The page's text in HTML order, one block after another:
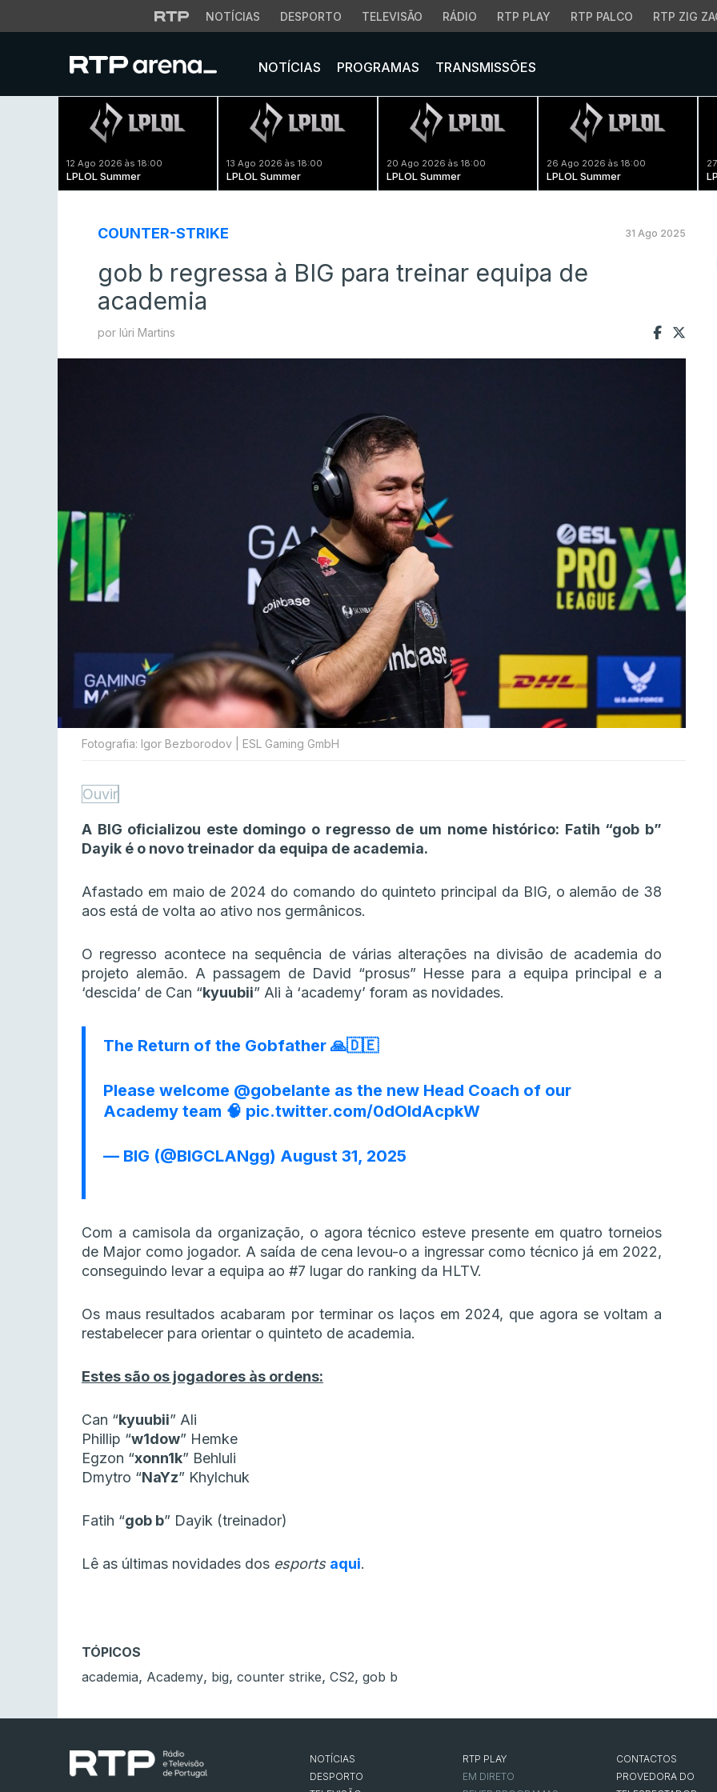
NOTÍCIAS DESPORTO TELEVISÃO RÁDIO RTP PLAY RTP PALCO RTP ZIG
NOTÍCIAS PROGRAMAS TRANSMISSÕES
12 Ago 2026 às 18:00
LPLOL Summer
13 Ago 2026 às 18:00
LPLOL Summer
20 Ago 2026 às 18:00
LPLOL Summer
26 Ago 2026 às 18:00
LPLOL Summer
COUNTER-STRIKE 31 Ago 2025
gob b regressa à BIG para treinar equipa de
academia
por Iúri Martins
Fotografia: Igor Bezborodov | ESL Gaming GmbH
Ouvir
A BIG oficializou este domingo o regresso de um nome histórico: Fatih “⁠gob b⁠”
Dayik é o novo treinador da equipa de academia.
Afastado em maio de 2024 do comando do quinteto principal da BIG, o alemão de 38
aos está de volta ao ativo nos germânicos.
O regresso acontece na sequência de várias alterações na divisão de academia do
projeto alemão. A passagem de David “prosus” Hesse para a equipa principal e a
‘descida’ de Can “kyuubii” Ali à ‘academy’ foram as novidades.
The Return of the Gobfather 🙏🇩🇪
Please welcome @gobelante as the new Head Coach of our
Academy team 🧠 pic.twitter.com/0dOIdAcpkW
— BIG (@BIGCLANgg) August 31, 2025
Com a camisola da organização, o agora técnico esteve presente em quatro torneios
de Major como jogador. A saída de cena levou-o a ingressar como técnico já em 2022,
conseguindo levar a equipa ao #7 lugar do ranking da HLTV.
Os maus resultados acabaram por terminar os laços em 2024, que agora se voltam a
restabelecer para orientar o quinteto de academia.
Estes são os jogadores às ordens:
Can “⁠kyuubii⁠” Ali
Phillip “⁠w1dow⁠” Hemke
Egzon “⁠xonn1k⁠” Behluli
Dmytro “⁠NaYz⁠” Khylchuk
Fatih “⁠gob b⁠” Dayik (treinador)
Lê as últimas novidades dos esports aqui.
TÓPICOS
academia, Academy, big, counter strike, CS2, gob b
NOTÍCIAS
DESPORTO
RTP PLAY
EM DIRETO
CONTACTOS
PROVEDORA DO